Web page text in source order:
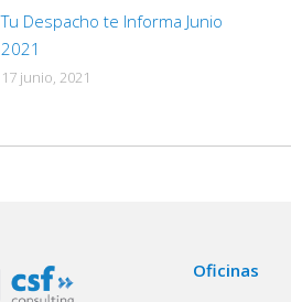
Tu Despacho te Informa Junio
2021
17 junio, 2021
Oficinas